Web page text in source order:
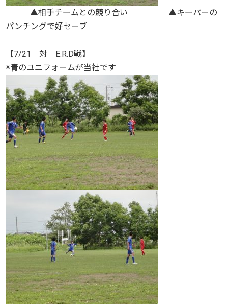
▲相手チームとの競り合い ▲キーパーの
パンチングで好セーブ
【7/21 対 E.R.D戦】
※青のユニフォームが当社です